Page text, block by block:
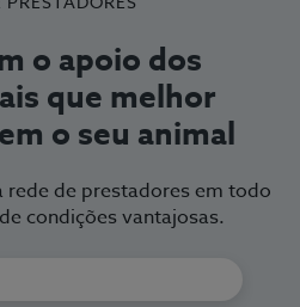
o apoio dos
que melhor
o seu animal
rede de prestadores em todo
condições vantajosas.